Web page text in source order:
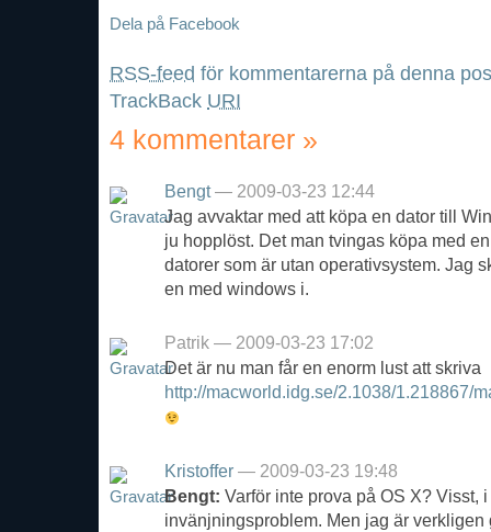
Dela på Facebook
RSS-feed för kommentarerna på denna
TrackBack URI
4 kommentarer »
Bengt— 2009-03-23 12:44
Jag avvaktar med att köpa en dator till
ju hopplöst. Det man tvingas köpa med
datorer som är utan operativsystem. Jag
en med windows i.
Patrik — 2009-03-23 17:02
Det är nu man får en enorm lust att skriva
http://macworld.idg.se/2.1038/1.218867/
Kristoffer — 2009-03-23 19:48
Bengt: Varför inte prova på OS X? Visst,
invänjningsproblem. Men jag är